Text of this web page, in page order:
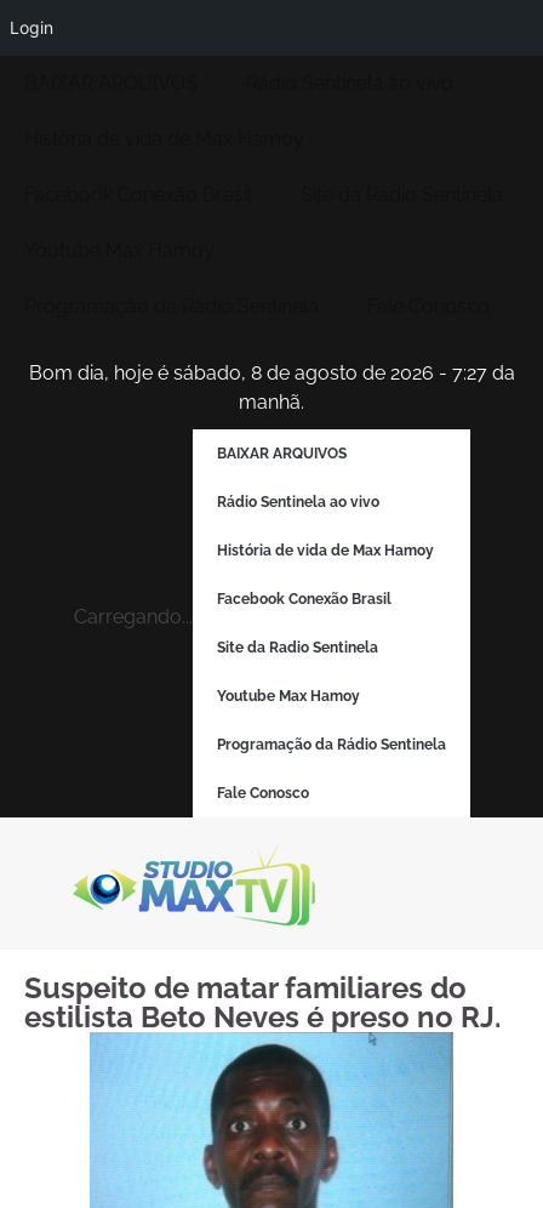
Bom dia, hoje é sábado, 8 de agosto de 2026 - 7:27 da
manhã.
Carregando...
BAIXAR ARQUIVOS
Rádio Sentinela ao vivo
História de vida de Max Hamoy
Facebook Conexão Brasil
Site da Radio Sentinela
Youtube Max Hamoy
Programação da Rádio Sentinela
Fale Conosco
Suspeito de matar familiares do
estilista Beto Neves é preso no RJ.
Login